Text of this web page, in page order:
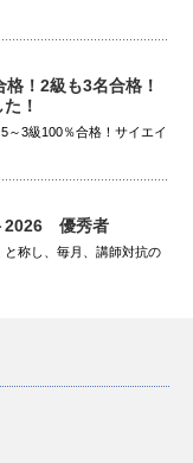
！2級も3名合格！
！
～3級100％合格！サイエイ
2026 優秀者
称し、毎月、講師対抗の